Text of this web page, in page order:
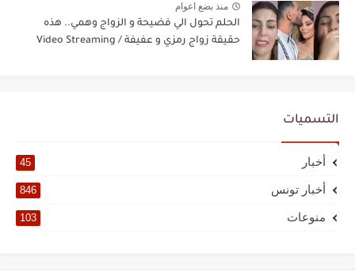
منذ بضع اعوام
الحلم تحول الي فضيحة و الزواج وهمي.. هذه
حقيقة زواج رمزي و عفيفة / Video Streaming
التسميات
أخبار 45
أخبار تونس 846
منوعات 103